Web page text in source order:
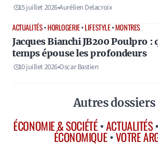
15 juillet 2026•Aurélien Delacroix
ACTUALITÉS•HORLOGERIE•LIFESTYLE•MONTRES
Jacques Bianchi JB200 Poulpro :
temps épouse les profondeurs
10 juillet 2026•Oscar Bastien
Autres dossiers
ÉCONOMIE & SOCIÉTÉ•ACTUALITÉS•
ÉCONOMIQUE•VOTRE